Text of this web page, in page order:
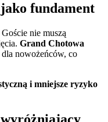
fundament
nie muszą
Grand Chotowa
nowożeńców, co
i mniejsze ryzyko